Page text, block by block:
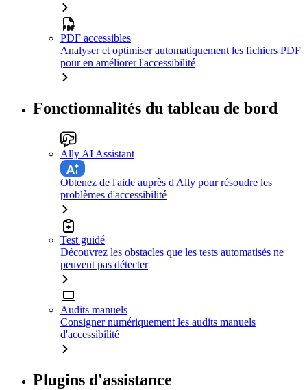
PDF accessibles
Analyser et optimiser automatiquement les fichiers PDF
pour en améliorer l'accessibilité
Fonctionnalités du tableau de bord
Ally AI Assistant
Obtenez de l'aide auprès d'Ally pour résoudre les
problèmes d'accessibilité
Test guidé
Découvrez les obstacles que les tests automatisés ne
peuvent pas détecter
Audits manuels
Consigner numériquement les audits manuels
d'accessibilité
Plugins d'assistance